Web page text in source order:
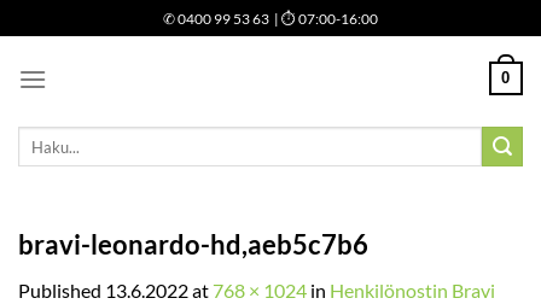
to
content
✆0400 99 53 63 | ⏱ 07:00-16:00
0
Etsi:
bravi-leonardo-hd,aeb5c7b6
Published 13.6.2022at 768 × 1024 in Henkilönostin Bravi